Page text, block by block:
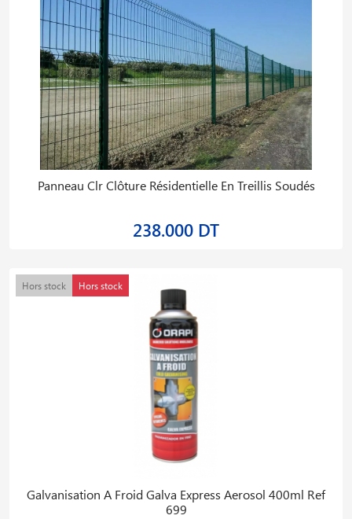
Panneau Clr Clôture Résidentielle En Treillis Soudés
238.000 DT
Hors stock Hors stock
Galvanisation A Froid Galva Express Aerosol 400ml Ref
699